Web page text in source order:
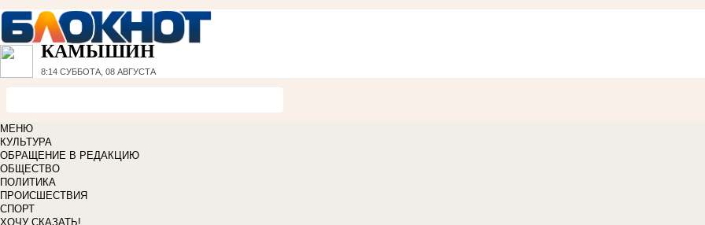
КАМЫШИН
8:14 СУББОТА, 08 АВГУСТА
МЕНЮ
КУЛЬТУРА
ОБРАЩЕНИЕ В РЕДАКЦИЮ
ОБЩЕСТВО
ПОЛИТИКА
ПРОИСШЕСТВИЯ
СПОРТ
ХОЧУ СКАЗАТЬ!